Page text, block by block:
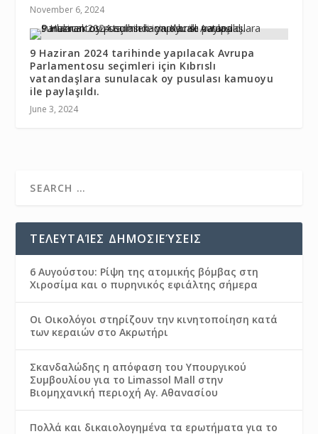
November 6, 2024
9 Haziran 2024 tarihinde yapılacak Avrupa
Parlamentosu seçimleri için Kıbrıslı
vatandaşlara sunulacak oy pusulası kamuoyu
ile paylaşıldı.
June 3, 2024
ΤΕΛΕΥΤΑΊΕΣ ΔΗΜΟΣΙΕΎΣΕΙΣ
6 Αυγούστου: Ρίψη της ατομικής βόμβας στη
Χιροσίμα και ο πυρηνικός εφιάλτης σήμερα
Οι Οικολόγοι στηρίζουν την κινητοποίηση κατά
των κεραιών στο Ακρωτήρι
Σκανδαλώδης η απόφαση του Υπουργικού
Συμβουλίου για το Limassol Mall στην
Βιομηχανική περιοχή Αγ. Αθανασίου
Πολλά και δικαιολογημένα τα ερωτήματα για το